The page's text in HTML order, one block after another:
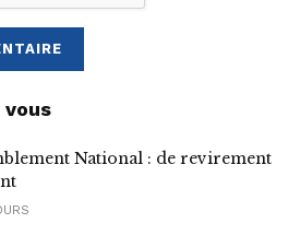
vous
National : de revirement